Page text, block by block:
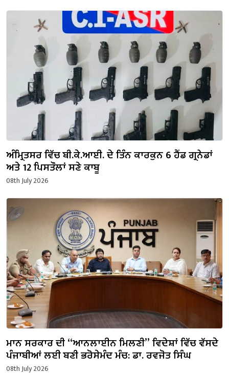
ਅੰਮ੍ਰਿਤਸਰ ਵਿੱਚ ਬੀ.ਕੇ.ਆਈ. ਦੇ ਤਿੰਨ ਕਾਰਕੁਨ 6 ਹੈਂਡ ਗ੍ਰਨੇਡਾਂ
ਅਤੇ 12 ਪਿਸਤੌਲਾਂ ਸਣੇ ਕਾਬੂ
08th July 2026
ਮਾਨ ਸਰਕਾਰ ਦੀ “ਆਨਲਾਈਨ ਮਿਲਣੀ” ਵਿਦੇਸ਼ਾਂ ਵਿੱਚ ਵੱਸਦੇ
ਪੰਜਾਬੀਆਂ ਲਈ ਬਣੀ ਭਰੋਸੇਮੰਦ ਮੰਚ: ਡਾ. ਰਵਜੋਤ ਸਿੰਘ
08th July 2026